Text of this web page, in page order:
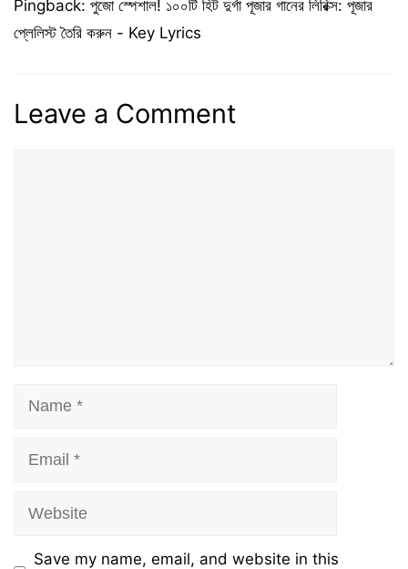
Pingback: পুজো স্পেশাল! ১০০টি হিট দুর্গা পূজার গানের লিরিক্স: পূজার
প্লেলিস্ট তৈরি করুন - Key Lyrics
Leave a Comment
Name
Email
Website
Save my name, email, and website in this